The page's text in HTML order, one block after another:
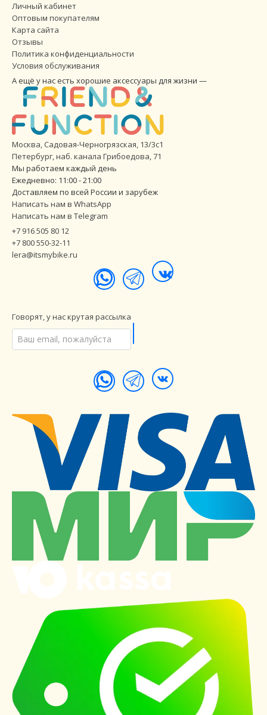
Личный кабинет
Оптовым покупателям
Карта сайта
Отзывы
Политика конфиденциальности
Условия обслуживания
А ещё у нас есть хорошие аксессуары для жизни —
Москва, Садовая-Черногрязская, 13/3с1
Петербург,наб. канала Грибоедова, 71
Мы работаем каждый день
Ежедневно: 11:00 - 21:00
Доставляем по всей России и зарубеж
Написать нам в WhatsApp
Написать нам в Telegram
+7 916 505 80 12
+7 800 550-32-11
lera@itsmybike.ru
Говорят, у нас крутая рассылка